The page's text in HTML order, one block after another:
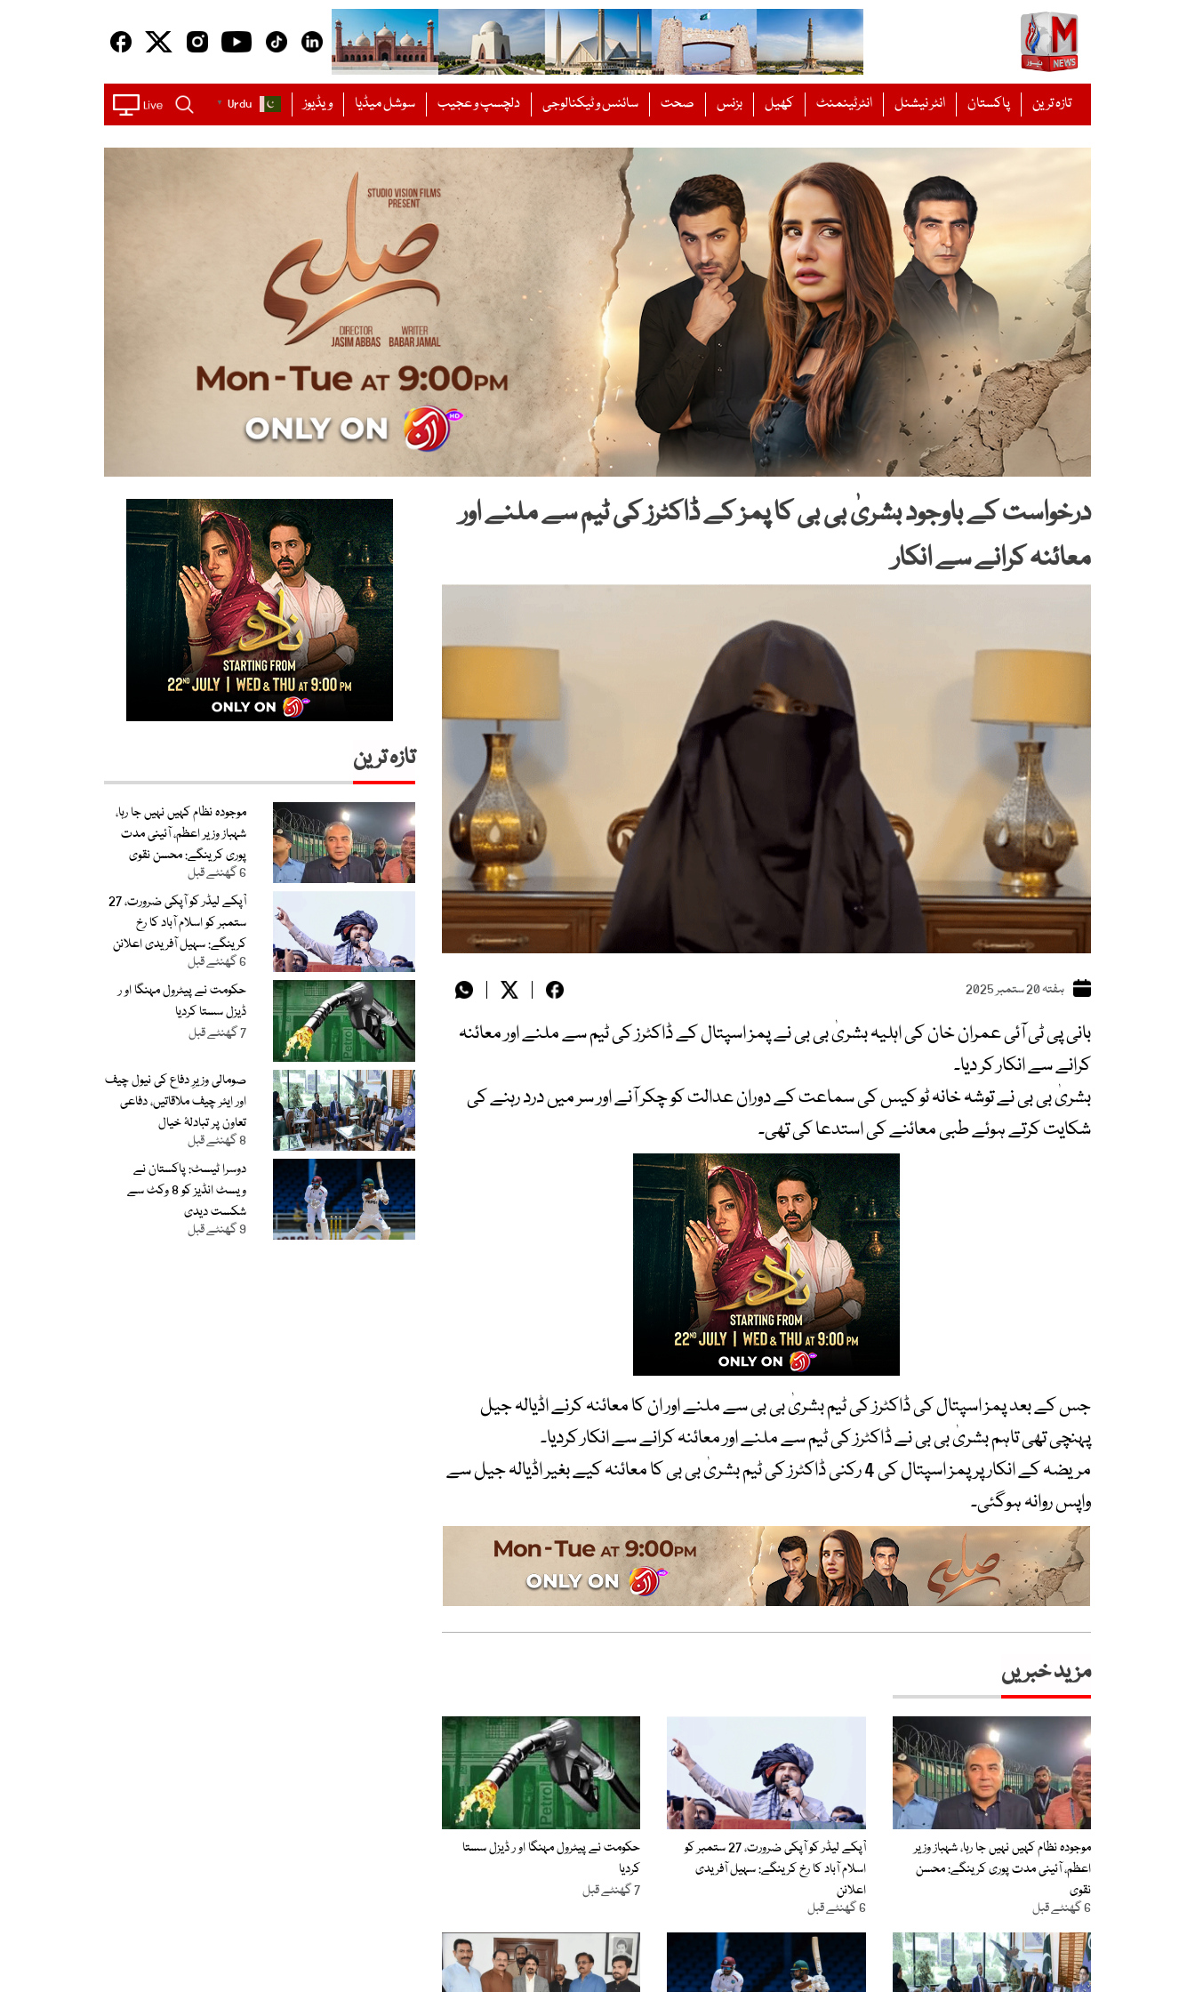
تازہ ترین پاکستان انٹر نیشنل انٹرٹینمنٹ کھیل بزنس صحت سائنس و ٹیکنالوجی دلچسپ و عجیب سوشل میڈیا ویڈیوز Urdu
▼
درخواست کے باوجود بشریٰ بی بی کا پمز کے ڈاکٹرز کی ٹیم سے ملنے اور
معائنہ کرانے سے انکار
ہفتہ 20 ستمبر 2025
بانی پی ٹی آئی عمران خان کی اہلیہ بشریٰ بی بی نے پمز اسپتال کے ڈاکٹرز کی ٹیم سے ملنے اور معائنہ
کرانے سے انکار کر دیا۔
بشریٰ بی بی نے توشہ خانہ ٹو کیس کی سماعت کے دوران عدالت کو چکر آنے اور سر میں درد رہنے کی
شکایت کرتے ہوئے طبی معائنے کی استدعا کی تھی۔
جس کے بعد پمز اسپتال کی ڈاکٹرز کی ٹیم بشریٰ بی بی سے ملنے اور ان کا معائنہ کرنے اڈیالہ جیل
پہنچی تھی تاہم بشریٰ بی بی نے ڈاکٹرز کی ٹیم سے ملنے اور معائنہ کرانے سے انکار کردیا۔
مریضہ کے انکار پر پمز اسپتال کی 4 رکنی ڈاکٹرز کی ٹیم بشریٰ بی بی کا معائنہ کیے بغیر اڈیالہ جیل سے
واپس روانہ ہوگئی۔
مزید خبریں
موجودہ نظام کہیں نہیں جا رہا، شہباز وزیر
اعظم، آئینی مدت پوری کرینگے: محسن
نقوی
6 گھنٹے قبل
آپکے لیڈر کو آپکی ضرورت، 27 ستمبر کو
اسلام آباد کا رخ کرینگے: سہیل آفریدی
اعلانن
6 گھنٹے قبل
حکومت نے پیٹرول مہنگا او ر ڈیزل سستا
کردیا
7 گھنٹے قبل
تازہ ترین
موجودہ نظام کہیں نہیں جا رہا،
شہباز وزیر اعظم، آئینی مدت
پوری کرینگے: محسن نقوی
6 گھنٹے قبل
آپکے لیڈر کو آپکی ضرورت، 27
ستمبر کو اسلام آباد کا رخ
کرینگے: سہیل آفریدی اعلانن
6 گھنٹے قبل
حکومت نے پیٹرول مہنگا او ر
ڈیزل سستا کردیا
7 گھنٹے قبل
صومالی وزیرِ دفاع کی نیول چیف
اور ایئر چیف ملاقاتیں، دفاعی
تعاون پر تبادلۂ خیال
8 گھنٹے قبل
دوسرا ٹیسٹ: پاکستان نے
ویسٹ انڈیز کو 8 وکٹ سے
شکست دیدی
9 گھنٹے قبل